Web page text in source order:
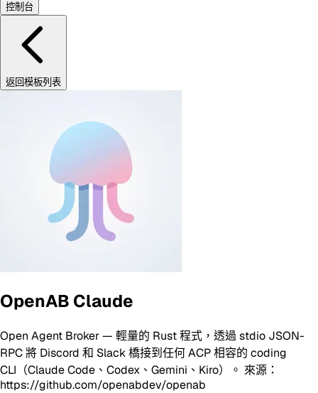
控制台
返回模板列表
OpenAB Claude
Open Agent Broker — 輕量的 Rust 程式，透過 stdio JSON-
RPC 將 Discord 和 Slack 橋接到任何 ACP 相容的 coding
CLI（Claude Code、Codex、Gemini、Kiro）。 來源：
https://github.com/openabdev/openab